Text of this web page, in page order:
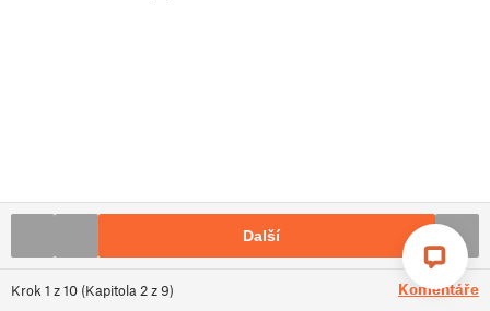
Krok 1 z10 (Kapitola 2z9) Komentáře
Další